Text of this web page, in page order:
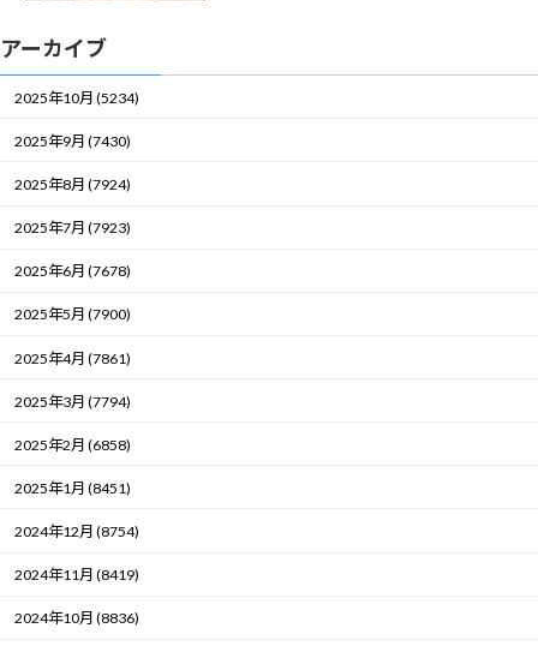
アーカイブ
2025年10月 (5234)
2025年9月 (7430)
2025年8月 (7924)
2025年7月 (7923)
2025年6月 (7678)
2025年5月 (7900)
2025年4月 (7861)
2025年3月 (7794)
2025年2月 (6858)
2025年1月 (8451)
2024年12月 (8754)
2024年11月 (8419)
2024年10月 (8836)